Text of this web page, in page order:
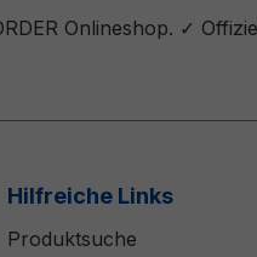
Onlineshop. ✓
Hilfreiche Links
Produktsuche